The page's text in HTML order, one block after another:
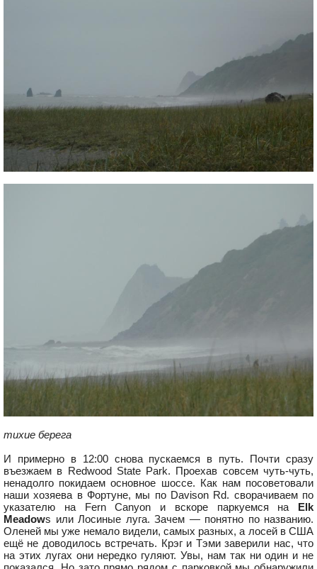
тихие берега
И примерно в 12:00 снова пускаемся в путь. Почти сразу
въезжаем в Redwood State Park. Проехав совсем чуть-чуть,
ненадолго покидаем основное шоссе. Как нам посоветовали
наши хозяева в Фортуне, мы по Davison Rd. сворачиваем по
указателю на Fern Canyon и вскоре паркуемся на Elk
Meadows или Лосиные луга. Зачем — понятно по названию.
Оленей мы уже немало видели, самых разных, а лосей в США
ещё не доводилось встречать. Крэг и Тэми заверили нас, что
на этих лугах они нередко гуляют. Увы, нам так ни один и не